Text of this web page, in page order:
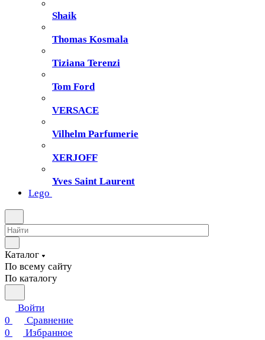
Shaik
Thomas Kosmala
Tiziana Terenzi
Tom Ford
VERSACE
Vilhelm Parfumerie
XERJOFF
Yves Saint Laurent
Lego
Каталог
По всему сайту
По каталогу
Войти
0
Сравнение
0
Избранное